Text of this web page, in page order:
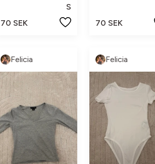
S
70 SEK
70 SEK
Felicia Felicia